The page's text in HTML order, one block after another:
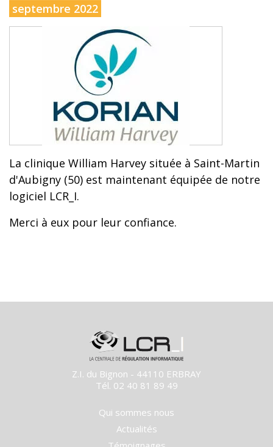
septembre 2022
La clinique William Harvey située à Saint-Martin
d'Aubigny (50) est maintenant équipée de notre
logiciel LCR_I.
Merci à eux pour leur confiance.
Z.I. du Bignon - 44110 ERBRAY
Tél. 02 40 81 89 49
Qui sommes nous
Actualités